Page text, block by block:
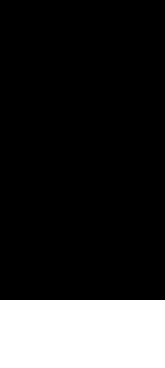
当たり屋やお煽り運転など
ナースに入院中のオレのオ